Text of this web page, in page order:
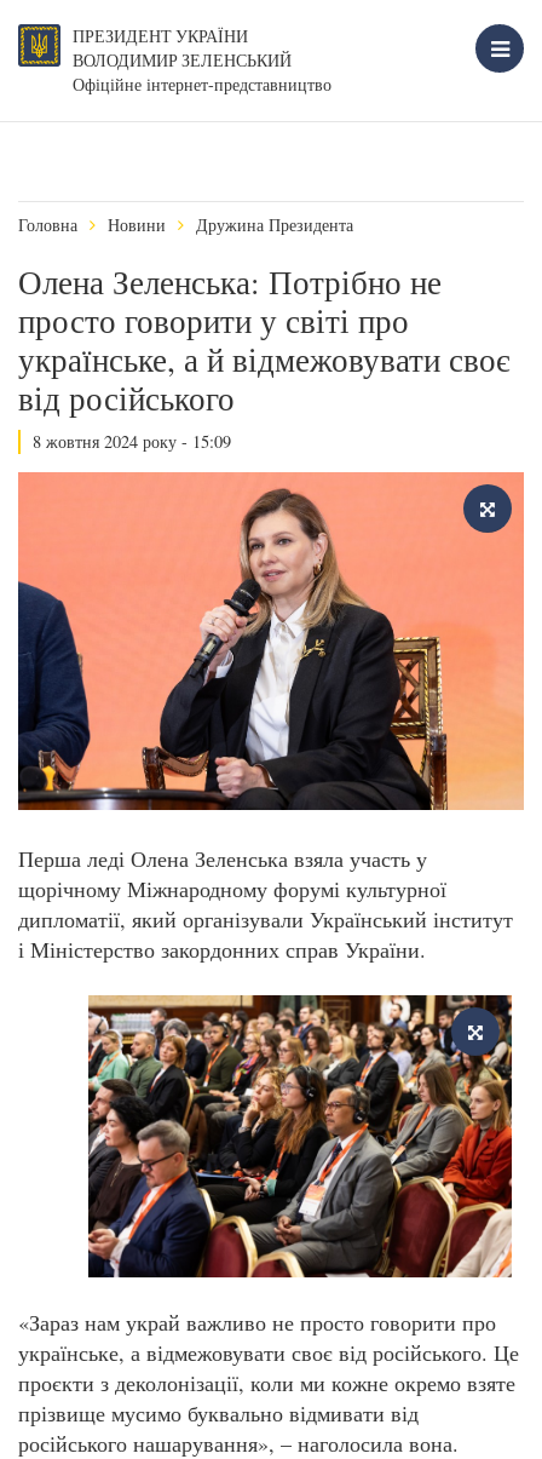
ПРЕЗИДЕНТ УКРАЇНИ
ВОЛОДИМИР ЗЕЛЕНСЬКИЙ
Офіційне інтернет-представництво
Головна Новини Дружина Президента
Олена Зеленська: Потрібно не
просто говорити у світі про
українське, а й відмежовувати своє
від російського
8 жовтня 2024 року - 15:09
Перша леді Олена Зеленська взяла участь у
щорічному Міжнародному форумі культурної
дипломатії, який організували Український інститут
і Міністерство закордонних справ України.
«Зараз нам украй важливо не просто говорити про
українське, а відмежовувати своє від російського. Це
проєкти з деколонізації, коли ми кожне окремо взяте
прізвище мусимо буквально відмивати від
російського нашарування», – наголосила вона.